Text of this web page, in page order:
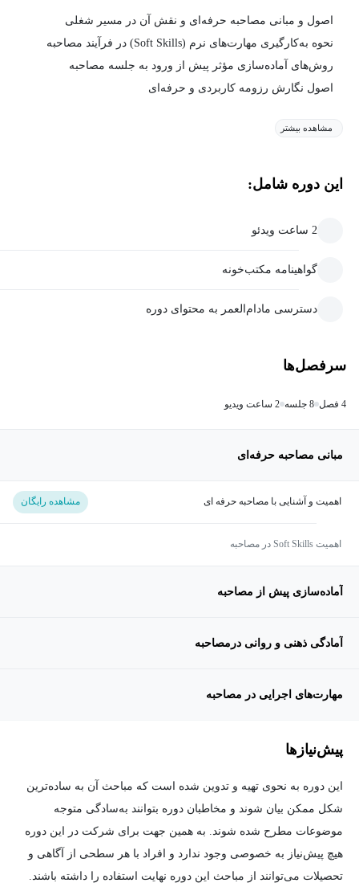
اصول و مبانی مصاحبه حرفه‌ای و نقش آن در مسیر شغلی
نحوه به‌کارگیری مهارت‌های نرم (Soft Skills) در فرآیند مصاحبه
روش‌های آماده‌سازی مؤثر پیش از ورود به جلسه مصاحبه
اصول نگارش رزومه کاربردی و حرفه‌ای
مشاهده بیشتر
این دوره شامل:
2 ساعت ویدئو
گواهینامه مکتب‌خونه
دسترسی مادام‌العمر به محتوای دوره
سرفصل‌ها
4 فصل 8 جلسه 2 ساعت ویدیو
مبانی مصاحبه حرفه‌ای
اهمیت و آشنایی با مصاحبه حرفه ای مشاهده رایگان
اهمیت Soft Skills در مصاحبه
آماده‌سازی پیش از مصاحبه
آمادگی ذهنی و روانی درمصاحبه
مهارت‌های اجرایی در مصاحبه
پیش‌نیاز‌ها
این دوره به نحوی تهیه و تدوین شده است که مباحث آن به ساده‌ترین
شکل ممکن بیان شوند و مخاطبان دوره بتوانند به‌سادگی متوجه
موضوعات مطرح شده شوند. به همین جهت برای شرکت در این دوره
هیچ پیش‌نیاز به خصوصی وجود ندارد و افراد با هر سطحی از آگاهی و
تحصیلات می‌توانند از مباحث این دوره نهایت استفاده را داشته باشند.